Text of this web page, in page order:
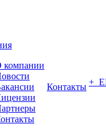
компании
Контакты +